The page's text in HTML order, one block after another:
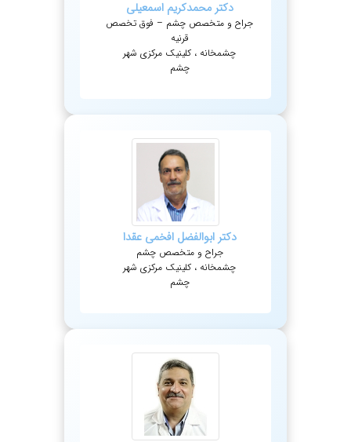
دکترمحمدکریم اسمعیلی
جراح و متخصص چشم – فوق تخصص
قرنیه
چشمخانه ، کلینیک مرکزی شهر
چشم
دکترابوالفضل افخمی عقدا
جراح و متخصص چشم
چشمخانه ، کلینیک مرکزی شهر
چشم